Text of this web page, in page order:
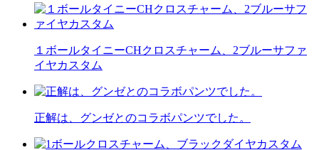
１ボールタイニーCHクロスチャーム、2ブルーサファ
イヤカスタム
正解は、グンゼとのコラボパンツでした。